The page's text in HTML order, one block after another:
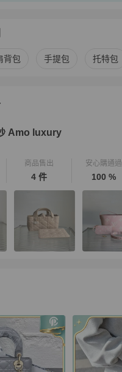
似商品推薦
背包 手提包 托特包
嚴選賣家
Amo luxury
商品售出
4 件
安心購通過
100 %
推薦精品